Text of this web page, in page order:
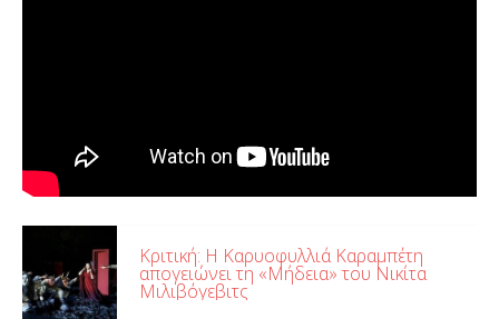
Κριτική: Η Καρυοφυλλιά Καραμπέτη
απογειώνει τη «Μήδεια» του Νικίτα
Μιλιβόγεβιτς